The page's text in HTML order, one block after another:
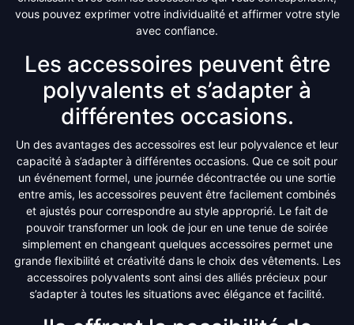
vous pouvez exprimer votre individualité et affirmer votre style
avec confiance.
Les accessoires peuvent être
polyvalents et s’adapter à
différentes occasions.
Un des avantages des accessoires est leur polyvalence et leur
capacité à s’adapter à différentes occasions. Que ce soit pour
un événement formel, une journée décontractée ou une sortie
entre amis, les accessoires peuvent être facilement combinés
et ajustés pour correspondre au style approprié. Le fait de
pouvoir transformer un look de jour en une tenue de soirée
simplement en changeant quelques accessoires permet une
grande flexibilité et créativité dans le choix des vêtements. Les
accessoires polyvalents sont ainsi des alliés précieux pour
s’adapter à toutes les situations avec élégance et facilité.